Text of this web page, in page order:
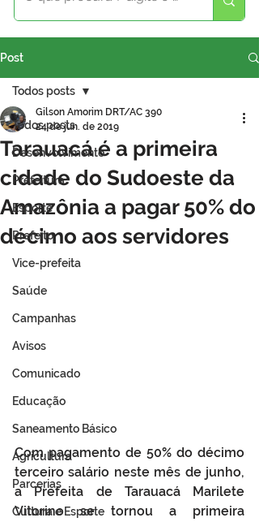
Post
Todos posts
Desenvolvimento
Prefeitura
Esporte
Prefeito
Vice-prefeita
Saúde
Campanhas
Avisos
Comunicado
Educação
Saneamento Básico
Agricultura
Parcerias
Cultura e Esporte
Todos posts
Tarauacá é a primeira
cidade do Sudoeste da
Amazônia a pagar 50% do
décimo aos servidores
Gilson Amorim DRT/AC 390
24 de jun. de 2019
Com pagamento de 50% do décimo
terceiro salário neste mês de junho,
a Prefeita de Tarauacá Marilete
Vitorino se tornou a primeira